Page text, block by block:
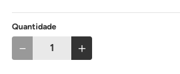
Quantidade
＋
－